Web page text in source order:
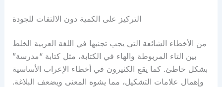
التركيز على الكمية دون الالتفات للجودة
من الأخطاء الشائعة التي يجب تجنبها في اللغة العربية الخلط
بين التاء المربوطة والهاء في الكتابة، مثل كتابة “مدرسة”
بشكل خاطئ. كما يقع الكثيرون في أخطاء الإعراب الأساسية
وإهمال علامات التشكيل، مما يشوه المعنى ويضعف البلاغة.